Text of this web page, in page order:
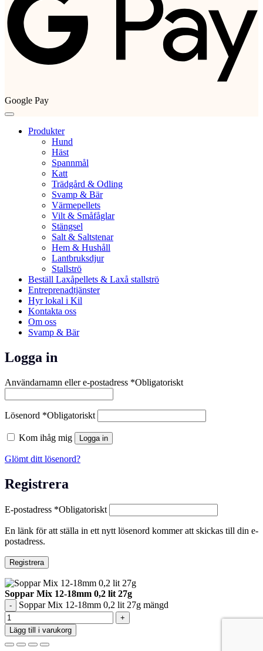
Google Pay
Produkter
Hund
Häst
Spannmål
Katt
Trädgård & Odling
Svamp & Bär
Värmepellets
Vilt & Småfåglar
Stängsel
Salt & Saltstenar
Hem & Hushåll
Lantbruksdjur
Stallströ
Beställ Laxåpellets & Laxå stallströ
Entreprenadtjänster
Hyr lokal i Kil
Kontakta oss
Om oss
Svamp & Bär
Logga in
Användarnamn eller e-postadress *Obligatoriskt
Lösenord *Obligatoriskt
Kom ihåg mig Logga in
Glömt ditt lösenord?
Registrera
E-postadress *Obligatoriskt
En länk för att ställa in ett nytt lösenord kommer att skickas till din e-
postadress.
Registrera
Soppar Mix 12-18mm 0,2 lit 27g
Soppar Mix 12-18mm 0,2 lit 27g mängd
Lägg till i varukorg